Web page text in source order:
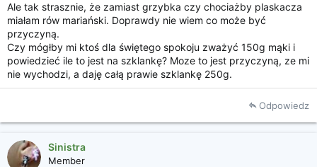
Ale tak strasznie, że zamiast grzybka czy chociażby plaskacza
miałam rów mariański. Doprawdy nie wiem co może być
przyczyną.
Czy mógłby mi ktoś dla świętego spokoju zważyć 150g mąki i
powiedzieć ile to jest na szklankę? Moze to jest przyczyną, ze mi
nie wychodzi, a daję całą prawie szklankę 250g.
Odpowiedz
Sinistra
Member